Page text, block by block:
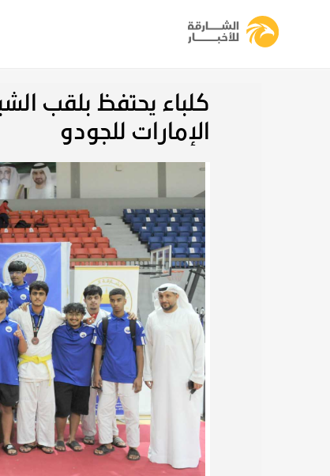
كلباء يحتفظ بلقب
الإمارات للجودو